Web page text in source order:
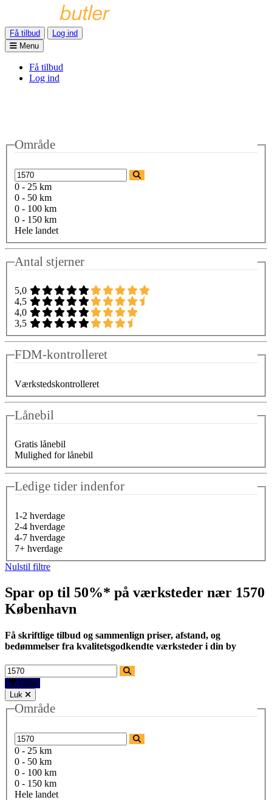
Få tilbud
Log ind
Menu
Få tilbud
Log ind
Område
0 - 25 km
0 - 50 km
0 - 100 km
0 - 150 km
Hele landet
Antal stjerner
5,0
4,5
4,0
3,5
FDM-kontrolleret
Værkstedskontrolleret
Lånebil
Gratis lånebil
Mulighed for lånebil
Ledige tider indenfor
1-2 hverdage
2-4 hverdage
4-7 hverdage
7+ hverdage
Nulstil filtre
Spar op til 50%* på værksteder nær 1570
København
Få skriftlige tilbud og sammenlign priser, afstand, og
bedømmelser fra kvalitetsgodkendte værksteder i din by
Filtre
Luk
Område
0 - 25 km
0 - 50 km
0 - 100 km
0 - 150 km
Hele landet